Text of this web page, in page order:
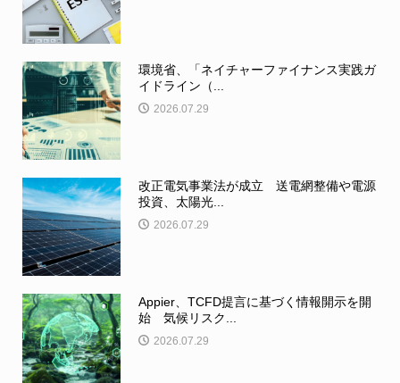
環境省、「ネイチャーファイナンス実践ガ
イドライン（...
2026.07.29
改正電気事業法が成立 送電網整備や電源
投資、太陽光...
2026.07.29
Appier、TCFD提言に基づく情報開示を開
始 気候リスク...
2026.07.29